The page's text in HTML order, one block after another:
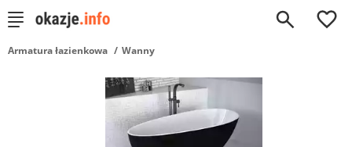
0
Armatura łazienkowa Wanny